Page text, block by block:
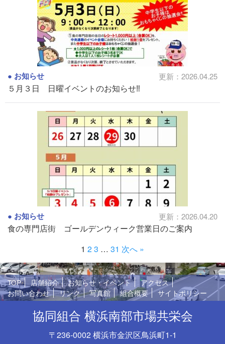
お知らせ 更新：2026.04.25
５月３日 日曜イベントのお知らせ‼
お知らせ 更新：2026.04.20
食の専門店街 ゴールデンウィーク営業日のご案内
1 23 … 31 次へ »
TOP 店舗紹介 お知らせ・イベント
アクセス
お問い合わせ
リンク 写真館 組合概要 サイトポリシー
協同組合 横浜南部市場共栄会
〒236-0002 横浜市金沢区鳥浜町1-1